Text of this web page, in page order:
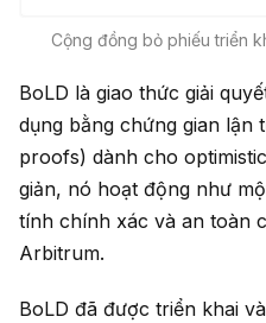
Cộng đồng bỏ phiếu triển
BoLD là giao thức giải
dụng bằng chứng gian lận
proofs) dành cho
giản, nó hoạt động như
tính chính xác và an toàn
Arbitrum.
BoLD đã được triển khai